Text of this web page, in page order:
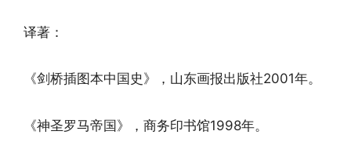
译著：
《剑桥插图本中国史》，山东画报出版社2001年。
《神圣罗马帝国》，商务印书馆1998年。